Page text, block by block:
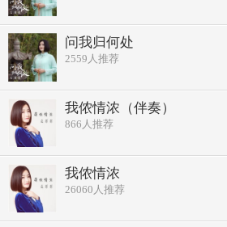
问我归何处
2559 人推荐
我侬情浓（伴奏）
866 人推荐
我侬情浓
26060 人推荐